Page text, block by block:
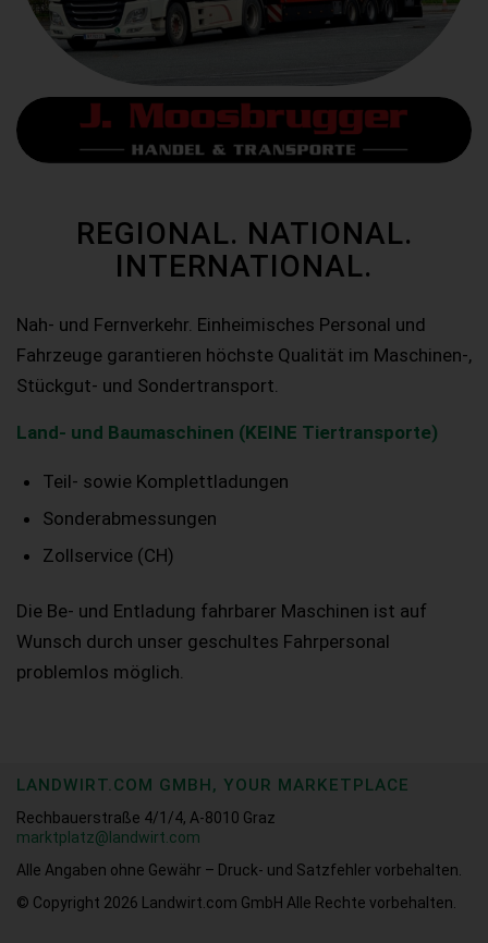
REGIONAL. NATIONAL.
INTERNATIONAL.
Nah- und Fernverkehr. Einheimisches Personal und
Fahrzeuge garantieren höchste Qualität im Maschinen-,
Stückgut- und Sondertransport.
Land- und Baumaschinen (KEINE Tiertransporte)
Teil- sowie Komplettladungen
Sonderabmessungen
Zollservice (CH)
Die Be- und Entladung fahrbarer Maschinen ist auf
Wunsch durch unser geschultes Fahrpersonal
problemlos möglich.
LANDWIRT.COM GMBH, YOUR MARKETPLACE
Rechbauerstraße 4/1/4, A-8010 Graz
marktplatz@landwirt.com
Alle Angaben ohne Gewähr – Druck- und Satzfehler vorbehalten.
© Copyright 2026
Landwirt.com GmbH Alle Rechte vorbehalten.